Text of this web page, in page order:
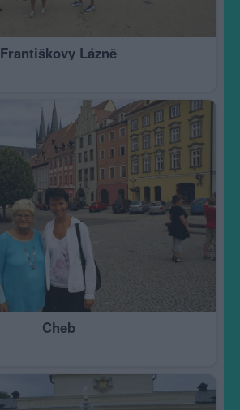
Františkovy Lázně
Cheb